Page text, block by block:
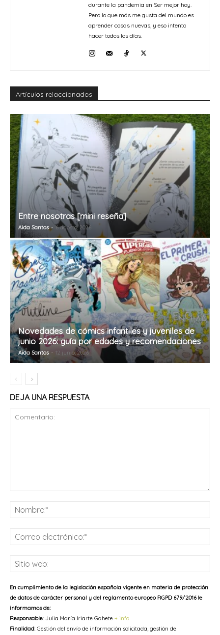
durante la pandemia en Ser mejor hoy.
Pero lo que más me gusta del mundo es
aprender cosas nuevas, y eso intento
hacer todos los días.
Artículos relaccionados
Entre nosotras [mini reseña]
Aida Santos - 6 agosto, 2026
Novedades de cómics infantiles y juveniles de
junio 2026: guía por edades y recomendaciones
Aida Santos - 12 junio, 2026
DEJA UNA RESPUESTA
En cumplimiento de la legislación española vigente en materia de protección
de datos de carácter personal y del reglamento europeo RGPD 679/2016 le
informamos de:
Responsable: Julia María Iriarte Gahete + info
Finalidad: Gestión del envío de información solicitada, gestión de